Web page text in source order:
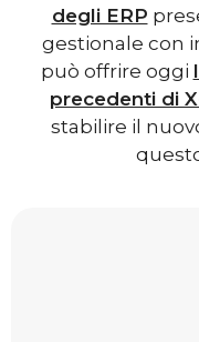
degli ERP
gestionale con
può offrire oggi
precedenti di
stabilire il